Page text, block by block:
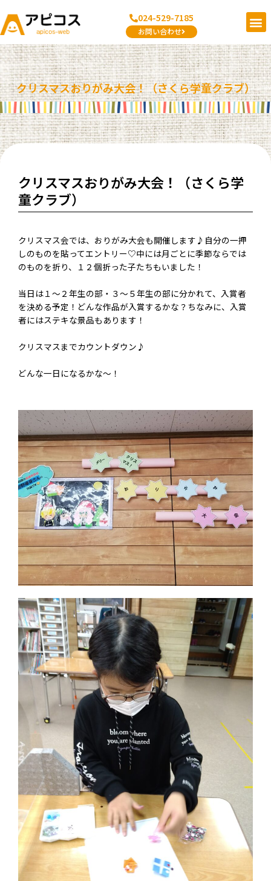
容
を
ス
キ
ッ
プ
024-529-7185
お問い合わせ
メ
ニ
ュ
ー
クリスマスおりがみ大会！（さくら学童クラブ）
クリスマスおりがみ大会！（さくら学
童クラブ）
クリスマス会では、おりがみ大会も開催します♪自分の一押
しのものを貼ってエントリー♡中には月ごとに季節ならでは
のものを折り、１２個折った子たちもいました！
当日は１～２年生の部・３～５年生の部に分かれて、入賞者
を決める予定！どんな作品が入賞するかな？ちなみに、入賞
者にはステキな景品もあります！
クリスマスまでカウントダウン♪
どんな一日になるかな～！
Post
navigation